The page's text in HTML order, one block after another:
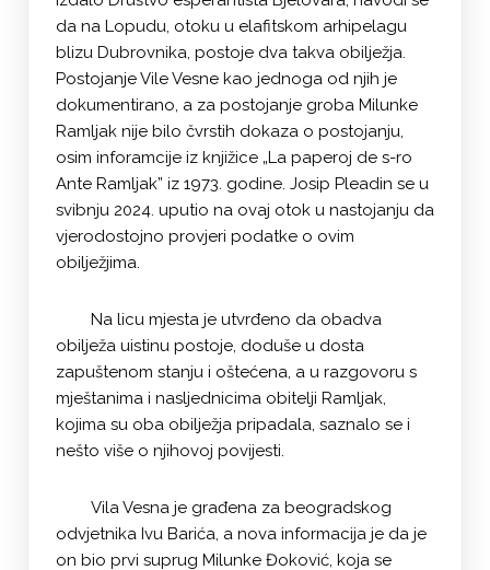
da na Lopudu, otoku u elafitskom arhipelagu
blizu Dubrovnika, postoje dva takva obilježja.
Postojanje Vile Vesne kao jednoga od njih je
dokumentirano, a za postojanje groba Milunke
Ramljak nije bilo čvrstih dokaza o postojanju,
osim inforamcije iz knjižice „La paperoj de s-ro
Ante Ramljak” iz 1973. godine. Josip Pleadin se u
svibnju 2024. uputio na ovaj otok u nastojanju da
vjerodostojno provjeri podatke o ovim
obilježjima.
Na licu mjesta je utvrđeno da obadva
obilježa uistinu postoje, doduše u dosta
zapuštenom stanju i oštećena, a u razgovoru s
mještanima i nasljednicima obitelji Ramljak,
kojima su oba obilježja pripadala, saznalo se i
nešto više o njihovoj povijesti.
Vila Vesna je građena za beogradskog
odvjetnika Ivu Barića, a nova informacija je da je
on bio prvi suprug Milunke Đoković, koja se